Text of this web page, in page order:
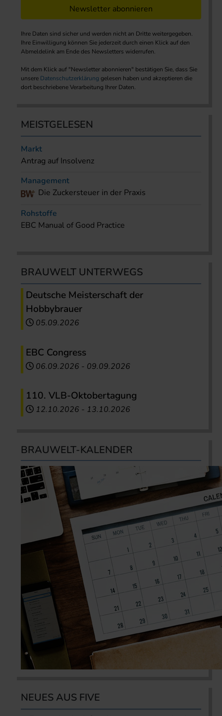
Newsletter abonnieren
Ihre Daten sind sicher und werden nicht an Dritte weitergegeben.
Ihre Einwilligung können Sie jederzeit durch einen Klick auf den
Abmeldelink am Ende des Newsletters widerrufen.
Mit dem Klick auf "Newsletter abonnieren" bestätigen Sie, dass Sie
unsere Datenschutzerklärung gelesen haben und akzeptieren die
dort beschriebene Verarbeitung Ihrer Daten.
MEISTGELESEN
Markt
Antrag auf Insolvenz
Management
Die Zuckersteuer in der Praxis
Rohstoffe
EBC Manual of Good Practice
BRAUWELT UNTERWEGS
Deutsche Meisterschaft der
Hobbybrauer
05.09.2026
EBC Congress
06.09.2026 - 09.09.2026
110. VLB-Oktobertagung
12.10.2026 - 13.10.2026
BRAUWELT-KALENDER
NEUES AUS FIVE